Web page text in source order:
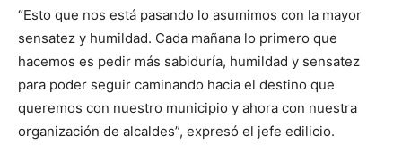
“Esto que nos está pasando lo asumimos con la mayor
sensatez y humildad. Cada mañana lo primero que
hacemos es pedir más sabiduría, humildad y sensatez
para poder seguir caminando hacia el destino que
queremos con nuestro municipio y ahora con nuestra
organización de alcaldes”, expresó el jefe edilicio.